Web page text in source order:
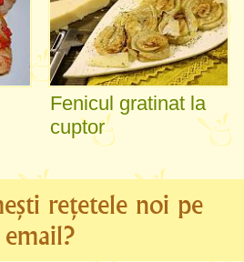
Fenicul gratinat la
cuptor
rețetele noi pe
email?